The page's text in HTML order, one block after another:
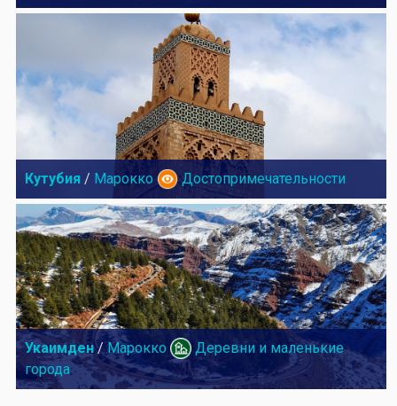
Кутубия / Марокко Достопримечательности
Укаимден/ Марокко
Деревни и маленькие
города